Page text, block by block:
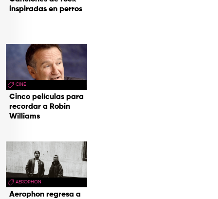
inspiradas en perros
CINE
Cinco películas para
recordar a Robin
Williams
AEROPHON
Aerophon regresa a